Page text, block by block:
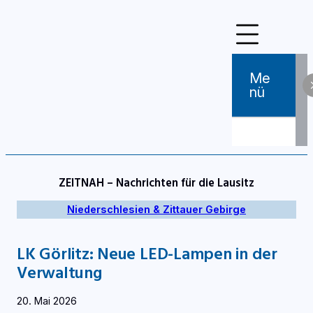
Me
Nü
ZEITNAH – Nachrichten für die Lausitz
Niederschlesien & Zittauer Gebirge
LK Görlitz: Neue LED-Lampen in der
Verwaltung
20. Mai 2026